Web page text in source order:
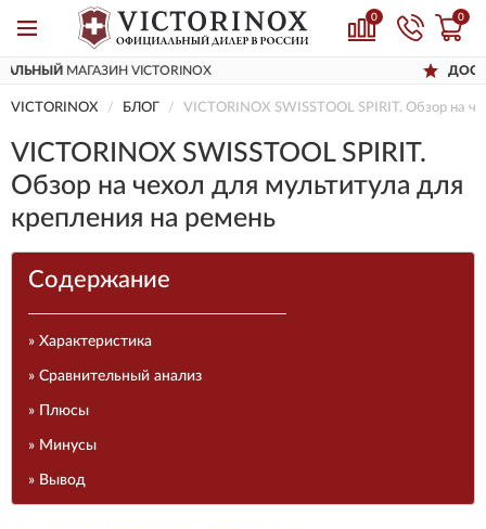
0 0
VICTORINOX БЛОГ VICTORINOX SWISSTOOL SPIRIT. Обзор на
VICTORINOX SWISSTOOL SPIRIT.
Обзор на чехол для мультитула для
крепления на ремень
Содержание
» Характеристика
» Сравнительный анализ
» Плюсы
» Минусы
» Вывод